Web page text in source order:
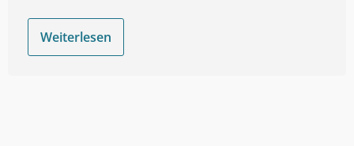
Weiterlesen